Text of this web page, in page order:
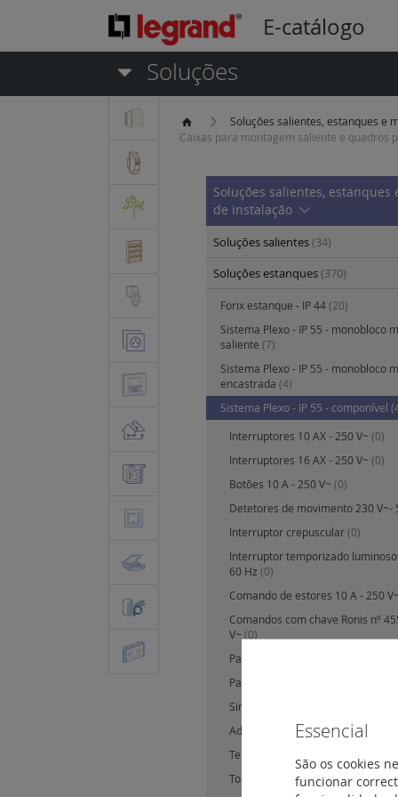
E-catálogo
Soluções
Soluções salientes, estanques e
Caixas para montagem saliente e quadros
Soluções salientes, estanques
de instalação
Soluções salientes(34)
Soluções estanques(370)
Forix estanque - IP 44(20)
Sistema Plexo - IP 55 - monobloco
saliente (7)
Sistema Plexo - IP 55 - monobloco
encastrada (4)
Sistema Plexo - IP 55 - componível
Interruptores 10 AX - 250 V~ (0)
Interruptores 16 AX - 250 V~ (0)
Botões 10 A - 250 V~ (0)
Detetores de movimento 230 V~-
Interruptor crepuscular(0)
Interruptor temporizado luminoso
60 Hz (0)
Comando de estores 10 A - 250 V~
Comandos com chave Ronis nº
V~ (0)
Paragem de emergência 3 A - 230
Paragem de emergência
Sinalização de balizagem
Adaptador Plexo para funções
Termostato eletrónico de
Tomadas de corrente 16 A - 230
Essencial
São os cookies
funcionar